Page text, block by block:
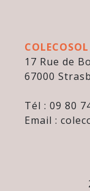
COLECOSOL
17 Rue de
67000
Tél : 09 80
Email :